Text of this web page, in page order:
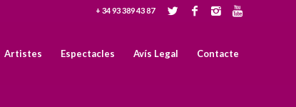
+ 34 93 389 43 87
Artistes Espectacles Avís Legal Contacte